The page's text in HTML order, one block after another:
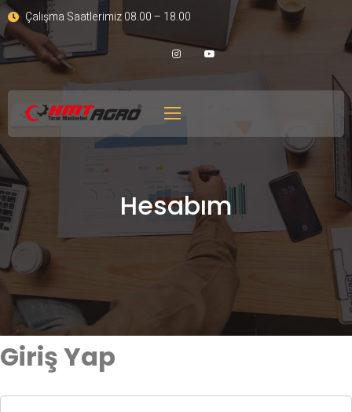
Çalışma Saatlerimiz 08.00 – 18.00
Hesabım
Giriş Yap